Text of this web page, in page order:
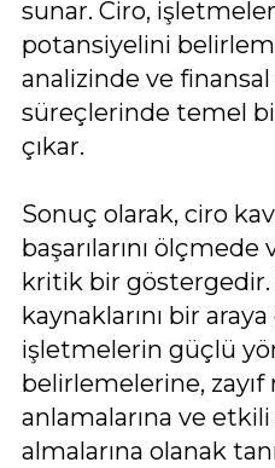
sunar. Ciro,
potansiyelini
analizinde ve
süreçlerinde temel
çıkar.
Sonuç olarak, ciro
başarılarını
kritik bir göstergedir.
kaynaklarını bir
işletmelerin güçlü
belirlemelerine, zayıf
anlamalarına ve
almalarına olanak